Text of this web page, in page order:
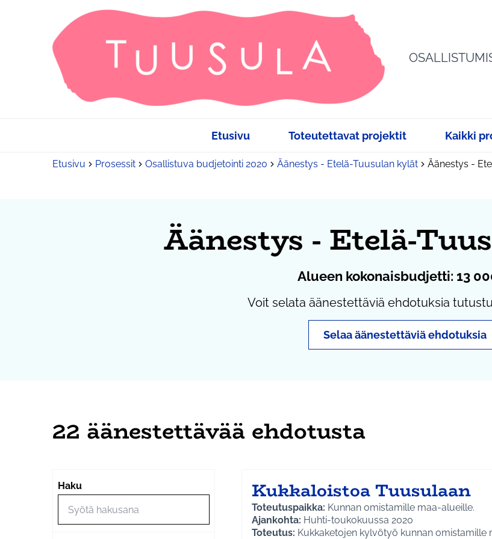
Etusivu Toteutettavat projektit Kaikki
Etusivu Prosessit Osallistuva budjetointi 2020 Äänestys - Etelä-Tuusulan kylät Äänestys -
Äänestys - Etelä-
Alueen kokonaisbudjetti: 13
Voit selata äänestettäviä ehdotuksia
Selaa äänestettäviä ehdotuksia
22 äänestettävää ehdotusta
Haku Kukkaloistoa Tuusulaan
Toteutuspaikka: Kunnan omistamille maa-alueille.
Ajankohta: Huhti-toukokuussa 2020
Toteutus: Kukkaketojen kylvötyö kunnan omistamille